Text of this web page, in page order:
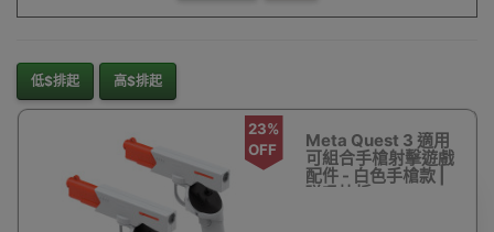
低$排起 高$排起
23%
OFF
Meta Quest 3 適用
可組合手槍射擊遊戲
配件 - 白色手槍款 |
磁吸快拆